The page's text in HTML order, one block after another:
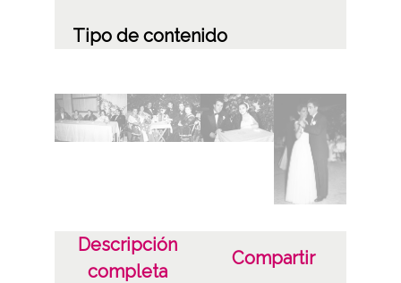
Tipo de contenido
Fecha
19540804
Sign copias: Carpeta 39 - Positivos 5670 a
Descripción
completa
Compartir